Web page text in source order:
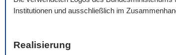
Institutionen und ausschließlich im
Realisierung